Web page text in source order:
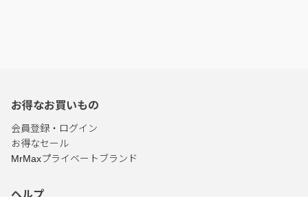
お得なお買いもの
会員登録・ログイン
お得なセール
MrMaxプライベートブランド
ヘルプ